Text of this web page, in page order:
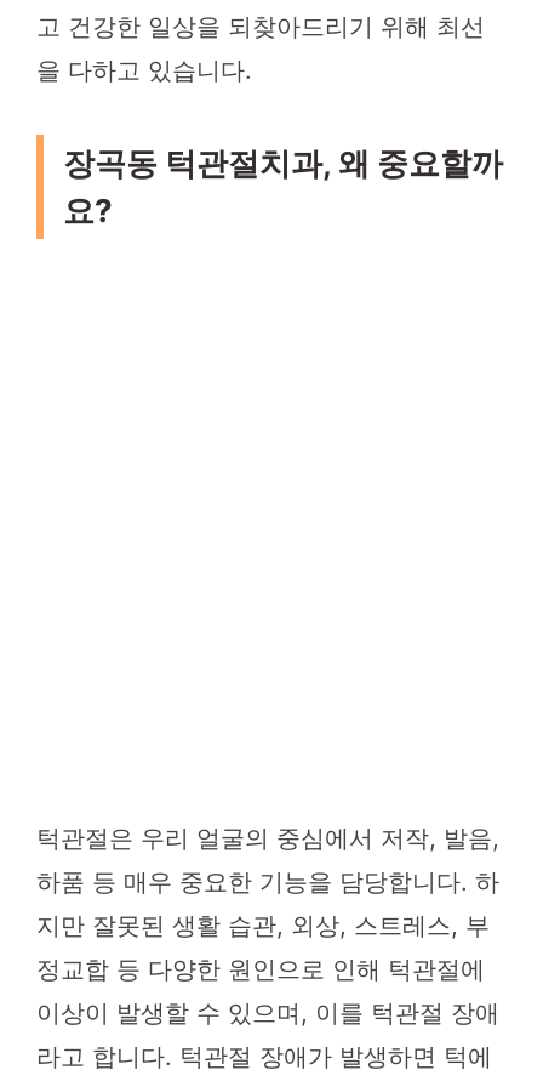
고 건강한 일상을 되찾아드리기 위해 최선
을 다하고 있습니다.
장곡동 턱관절치과, 왜 중요할까
요?
턱관절은 우리 얼굴의 중심에서 저작, 발음,
하품 등 매우 중요한 기능을 담당합니다. 하
지만 잘못된 생활 습관, 외상, 스트레스, 부
정교합 등 다양한 원인으로 인해 턱관절에
이상이 발생할 수 있으며, 이를 턱관절 장애
라고 합니다. 턱관절 장애가 발생하면 턱에